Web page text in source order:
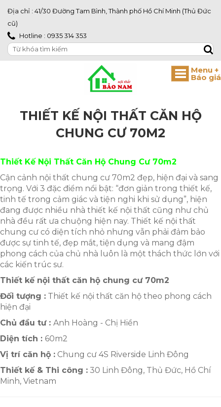
Địa chỉ : 41/30 Đường Tam Bình, Thành phố Hồ Chí Minh (Thủ Đức
cũ)
Hotline : 0935 314 353
THIẾT KẾ NỘI THẤT CĂN HỘ
CHUNG CƯ 70M2
Thiết Kế Nội Thất Căn Hộ Chung Cư 70m2
Cận cảnh nội thất chung cư 70m2 đẹp, hiện đại và sang
trọng. Với 3 đặc điểm nổi bật: “đơn giản trong thiết kế,
tinh tế trong cảm giác và tiện nghi khi sử dụng”, hiện
đang được nhiều nhà thiết kế nội thất cũng như chủ
nhà đều rất ưa chuộng hiện nay. Thiết kế nội thất
chung cư có diện tích nhỏ nhưng vẫn phải đảm bảo
được sự tinh tế, đẹp mắt, tiện dụng và mang đậm
phong cách của chủ nhà luôn là một thách thức lớn với
các kiến trúc sư.
Thiết kế nội thất căn hộ chung cư 70m2
Đối tượng : Thiết kế nội thất căn hộ theo phong cách
hiện đại
Chủ đầu tư : Anh Hoàng - Chị Hiền
Diện tích : 60m2
Vị trí căn hộ : Chung cư 4S Riverside Linh Đông
Thiết kế & Thi công : 30 Linh Đông, Thủ Đức, Hồ Chí
Minh, Vietnam